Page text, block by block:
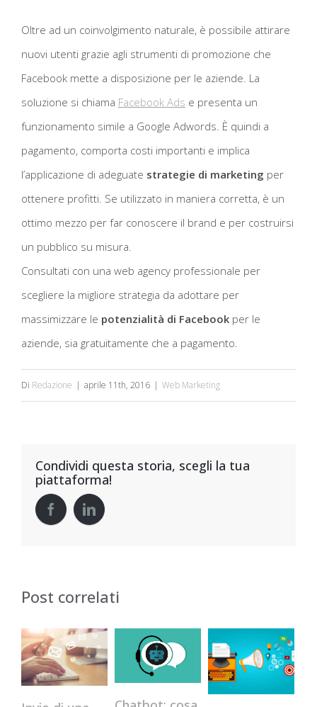
Oltre ad un coinvolgimento naturale, è possibile attirare
nuovi utenti grazie agli strumenti di promozione che
Facebook mette a disposizione per le aziende. La
soluzione si chiama Facebook Ads e presenta un
funzionamento simile a Google Adwords. È quindi a
pagamento, comporta costi importanti e implica
l’applicazione di adeguate strategie di marketing per
ottenere profitti. Se utilizzato in maniera corretta, è un
ottimo mezzo per far conoscere il brand e per costruirsi
un pubblico su misura.
Consultati con una web agency professionale per
scegliere la migliore strategia da adottare per
massimizzare le potenzialità di Facebook per le
aziende, sia gratuitamente che a pagamento.
Di Redazione | aprile 11th, 2016 | Web Marketing
Condividi questa storia, scegli la tua
piattaforma!
Post correlati